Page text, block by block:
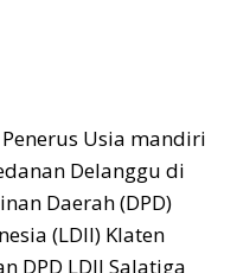
Penerus Usia mandiri
Delanggu di
Daerah (DPD)
(LDII) Klaten
DPD LDII Salatiga